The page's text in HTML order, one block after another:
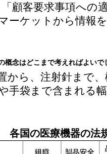
顧客要求事項への
ーケットから情報
概念はどこまで考えればよいで
から、注射針まで
手袋まで含まれる
各国の医療機器の法